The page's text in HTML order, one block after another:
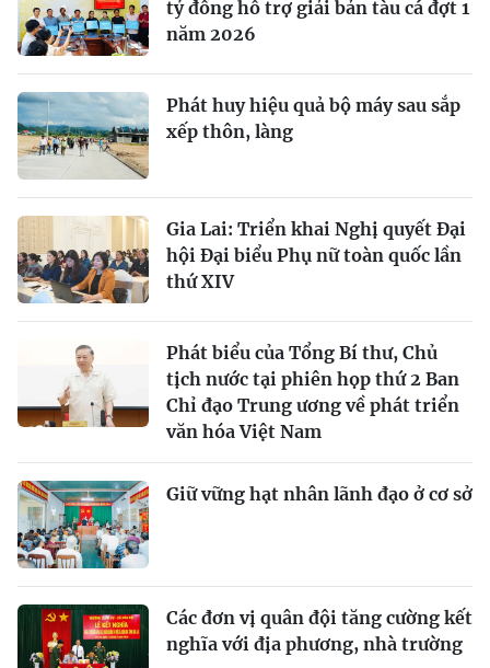
tỷ đồng hỗ trợ giải bản tàu cá đợt 1
năm 2026
Phát huy hiệu quả bộ máy sau sắp
xếp thôn, làng
Gia Lai: Triển khai Nghị quyết Đại
hội Đại biểu Phụ nữ toàn quốc lần
thứ XIV
Phát biểu của Tổng Bí thư, Chủ
tịch nước tại phiên họp thứ 2 Ban
Chỉ đạo Trung ương về phát triển
văn hóa Việt Nam
Giữ vững hạt nhân lãnh đạo ở cơ sở
Các đơn vị quân đội tăng cường kết
nghĩa với địa phương, nhà trường